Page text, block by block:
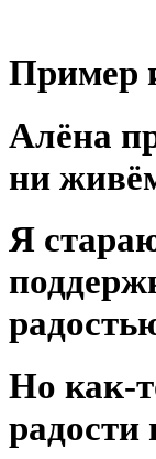
Пример
Алёна
ни
Я
Но как-
радости